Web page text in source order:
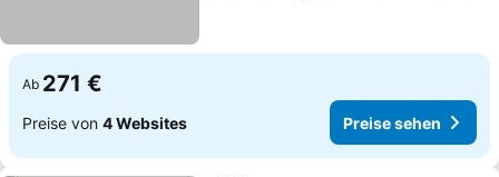
Ab 271 €
Preise von 4 Websites Preise sehen